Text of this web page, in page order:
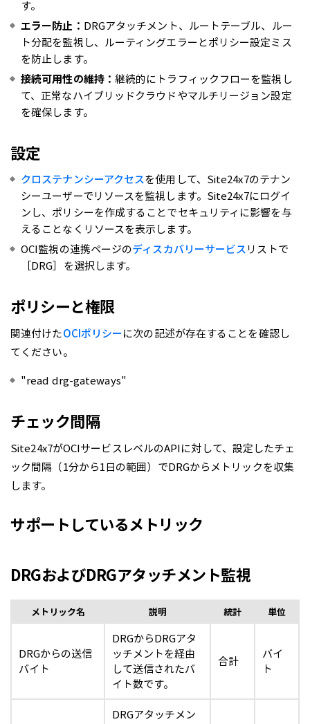
す。
エラー防止： DRGアタッチメント、ルートテーブル、ルー
ト分配を監視し、ルーティングエラーとポリシー設定ミス
を防止します。
接続可用性の維持： 継続的にトラフィックフローを監視し
て、正常なハイブリッドクラウドやマルチリージョン設定
を確保します。
設定
クロステナンシーアクセスを使用して、Site24x7のテナン
シーユーザーでリソースを監視します。Site24x7にログイ
ンし、ポリシーを作成することでセキュリティに影響を与
えることなくリソースを表示します。
OCI監視の連携ページのディスカバリーサービスリストで
［DRG］を選択します。
ポリシーと権限
関連付けたOCIポリシーに次の記述が存在することを確認し
てください。
"read drg-gateways"
チェック間隔
Site24x7がOCIサービスレベルのAPIに対して、設定したチェ
ック間隔（1分から1日の範囲）でDRGからメトリックを収集
します。
サポートしているメトリック
DRGおよびDRGアタッチメント監視
メトリック名 説明 統計 単位
DRGからの送信
バイト
DRGからDRGアタ
ッチメントを経由
して送信されたバ
イト数です。
合計
バイ
ト
DRGアタッチメン